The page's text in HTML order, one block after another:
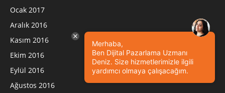
Ocak 2017
Aralık 2016
Kasım 2016
Ekim 2016
Eylül 2016
Ağustos 2016
Merhaba,
Ben Dijital Pazarlama Uzmanı
Deniz. Size hizmetlerimizle ilgili
yardımcı olmaya çalışacağım.